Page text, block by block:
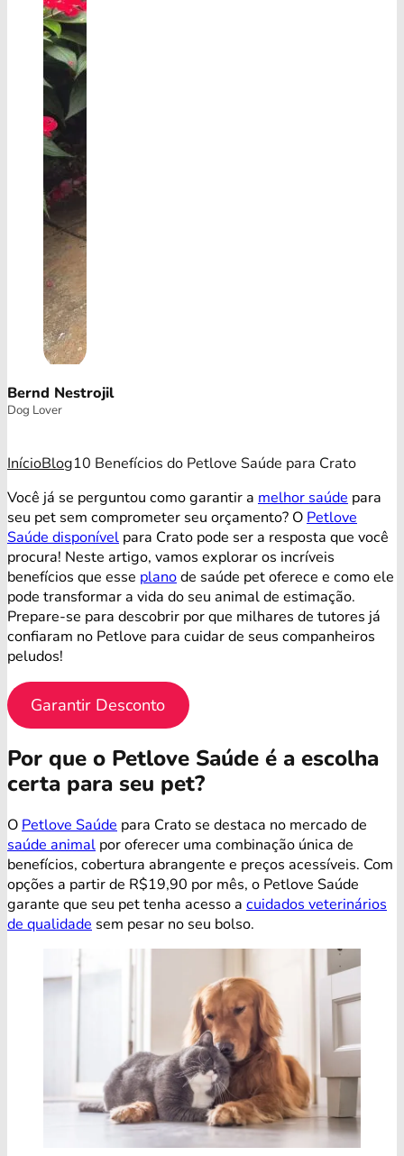
Bernd Nestrojil
Dog Lover
InícioBlog10 Benefícios do Petlove Saúde para Crato
Você já se perguntou como garantir a melhor saúde para
seu pet sem comprometer seu orçamento? O Petlove
Saúde disponível para Crato pode ser a resposta que você
procura! Neste artigo, vamos explorar os incríveis
benefícios que esse planode saúde pet oferece e como ele
pode transformar a vida do seu animal de estimação.
Prepare-se para descobrir por que milhares de tutores já
confiaram no Petlove para cuidar de seus companheiros
peludos!
Garantir Desconto
Por que o Petlove Saúde é a escolha
certa para seu pet?
O Petlove Saúde para Crato se destaca no mercado de
saúde animal por oferecer uma combinação única de
benefícios, cobertura abrangente e preços acessíveis. Com
opções a partir de R$19,90 por mês, o Petlove Saúde
garante que seu pet tenha acesso a cuidados veterinários
de qualidade sem pesar no seu bolso.